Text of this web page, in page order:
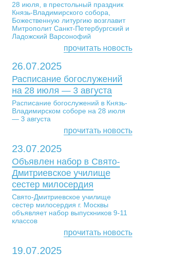
28 июля, в престольный праздник
Князь-Владимирского собора,
Божественную литургию возглавит
Митрополит Санкт-Петербургский и
Ладожский Варсонофий
прочитать новость
26.07.2025
Расписание богослужений
на 28 июля — 3 августа
Расписание богослужений в Князь-
Владимирском соборе на 28 июля
— 3 августа
прочитать новость
23.07.2025
Объявлен набор в Свято-
Дмитриевское училище
сестер милосердия
Свято-Дмитриевское училище
сестер милосердия г. Москвы
объявляет набор выпускников 9-11
классов
прочитать новость
19.07.2025